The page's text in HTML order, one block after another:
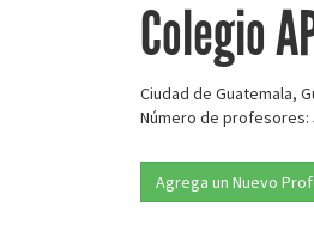
Colegio
Ciudad de Guatemala,
Número de profesores:
Agrega un Nuevo